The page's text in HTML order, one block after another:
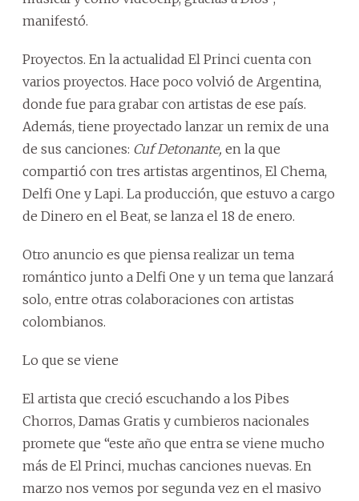
manifestó.
Proyectos. En la actualidad El Princi cuenta con
varios proyectos. Hace poco volvió de Argentina,
donde fue para grabar con artistas de ese país.
Además, tiene proyectado lanzar un remix de una
de sus canciones: Cuf Detonante, en la que
compartió con tres artistas argentinos, El Chema,
Delfi One y Lapi. La producción, que estuvo a cargo
de Dinero en el Beat, se lanza el 18 de enero.
Otro anuncio es que piensa realizar un tema
romántico junto a Delfi One y un tema que lanzará
solo, entre otras colaboraciones con artistas
colombianos.
Lo que se viene
El artista que creció escuchando a los Pibes
Chorros, Damas Gratis y cumbieros nacionales
promete que “este año que entra se viene mucho
más de El Princi, muchas canciones nuevas. En
marzo nos vemos por segunda vez en el masivo